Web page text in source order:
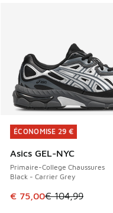
ÉCONOMISE 29 €
Asics GEL-NYC
Primaire-College Chaussures
Black - Carrier Grey
Cet article est en
€ 75,00€ 104,99
ÉCONOMISE 29 €